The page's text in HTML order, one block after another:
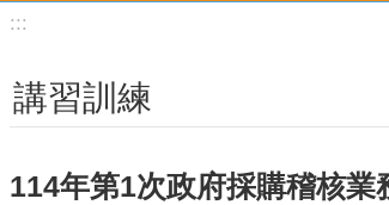
:::
講習訓練
114年第1次政府採購稽核